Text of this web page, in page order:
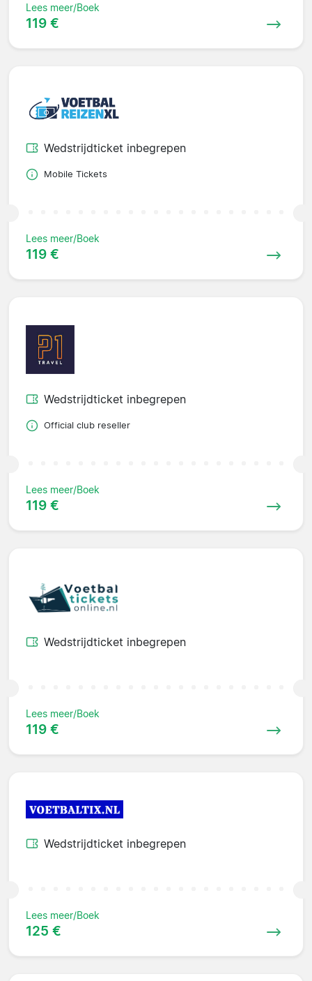
Lees meer/Boek
119 €
Wedstrijdticket inbegrepen
Mobile Tickets
Lees meer/Boek
119 €
Wedstrijdticket inbegrepen
Official club reseller
Lees meer/Boek
119 €
Wedstrijdticket inbegrepen
Lees meer/Boek
119 €
Wedstrijdticket inbegrepen
Lees meer/Boek
125 €